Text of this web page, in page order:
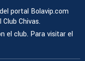
portal Bolavip.com
Chivas.
el club. Para visitar el